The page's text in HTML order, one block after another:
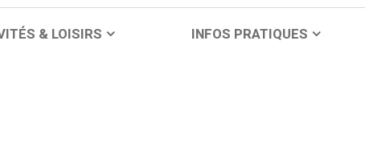
& LOISIRS INFOS PRATIQUES